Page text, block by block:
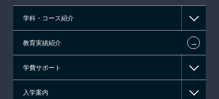
学科・コース紹介
情報IT系
ゲーム系
東京経営大学 学士取得コース
教育実績紹介 ←
学費サポート
高等教育の修学支援新制度
入学案内